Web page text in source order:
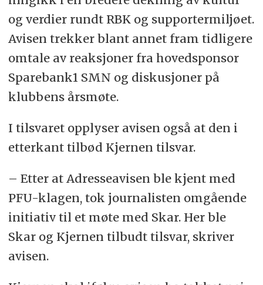
og verdier rundt RBK og supportermiljøet.
Avisen trekker blant annet fram tidligere
omtale av reaksjoner fra hovedsponsor
Sparebank1 SMN og diskusjoner på
klubbens årsmøte.
I tilsvaret opplyser avisen også at den i
etterkant tilbød Kjernen tilsvar.
– Etter at Adresseavisen ble kjent med
PFU-klagen, tok journalisten omgående
initiativ til et møte med Skar. Her ble
Skar og Kjernen tilbudt tilsvar, skriver
avisen.